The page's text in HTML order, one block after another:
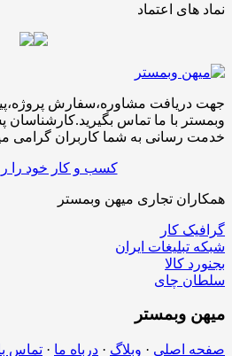
نماد های اعتماد
جهت دریافت مشاوره،سفارش
خدمت رسانی به شما کاربران گرامی
کسب و کار خود را
همکاران تجاری میهن وبمستر
گرافیک کار
شبکه تبلیغات ایران
بجنورد کالا
سلطان چای
میهن وبمستر
صفحه اصلی · وبلاگ · درباه ما · تماس